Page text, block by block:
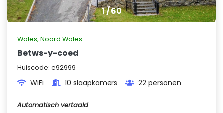
1/60
Wales, Noord Wales
Betws-y-coed
Huiscode: e92999
WiFi 10 slaapkamers 22 personen
Automatisch vertaald